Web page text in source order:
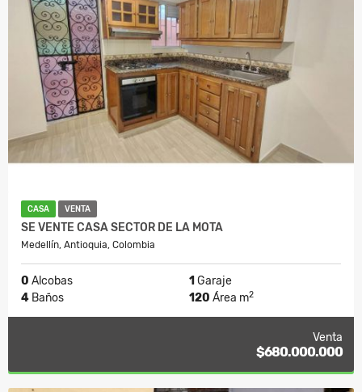
CASA VENTA
SE VENTE CASA SECTOR DE LA MOTA
Medellín, Antioquia, Colombia
0 Alcobas 1 Garaje
4 Baños 120 Área m2
Venta
$680.000.000